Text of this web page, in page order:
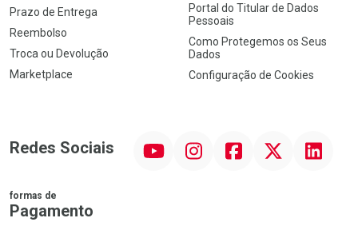
Prazo de Entrega
Reembolso
Troca ou Devolução
Marketplace
Portal do Titular de Dados
Pessoais
Como Protegemos os Seus
Dados
Configuração de Cookies
Redes Sociais InstagramFacebook Linkedin
formas de
Pagamento